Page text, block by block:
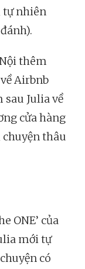
tự nhiên
thêm
Airbnb
sau Julia về
cửa hàng
thâu
ONE’ của
mới tự
có